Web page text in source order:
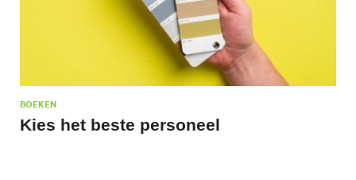
BOEKEN
Kies het beste personeel